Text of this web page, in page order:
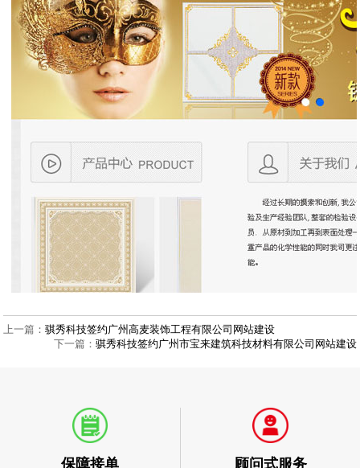
上一篇：骐秀科技签约广州高麦装饰工程有限公司网站建设
下一篇： 骐秀科技签约广州市宝来建筑科技材料有限公司网站建设
保障接单 顾问式服务